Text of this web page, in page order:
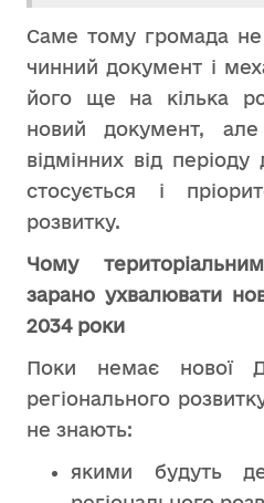
Саме тому громада
чинний документ і
його ще на кілька
новий документ,
відмінних від
стосується і
розвитку.
Чому
зарано ухвалювати
2034 роки
Поки немає нової
регіонального
не знають:
якими будуть